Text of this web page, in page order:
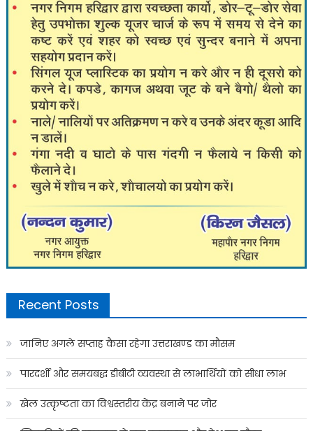
Recent Posts
जानिए अगले सप्ताह कैसा रहेगा उत्तराखण्ड का मौसम
पारदर्शी और समयबद्ध डीबीटी व्यवस्था से लाभार्थियों को सीधा लाभ
खेल उत्कृष्टता का विश्वस्तरीय केंद्र बनाने पर जोर